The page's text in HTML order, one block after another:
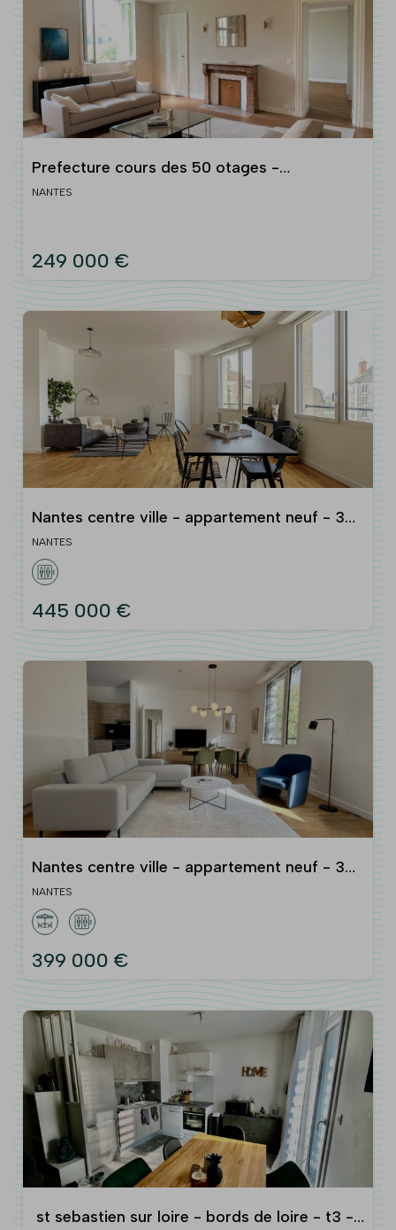
Prefecture cours des 50 otages -
appartement t2 bis
NANTES
249 000 €
Nantes centre ville - appartement neuf - 3
chambres
NANTES
445 000 €
Nantes centre ville - appartement neuf - 3
chambres
NANTES
399 000 €
st sebastien sur loire - bords de loire - t3 -